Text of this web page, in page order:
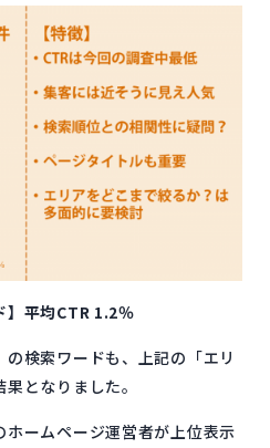
】平均CTR 1.2％
検索ワードも、上記の「エリ
となりました。
ホームページ運営者が上位表示